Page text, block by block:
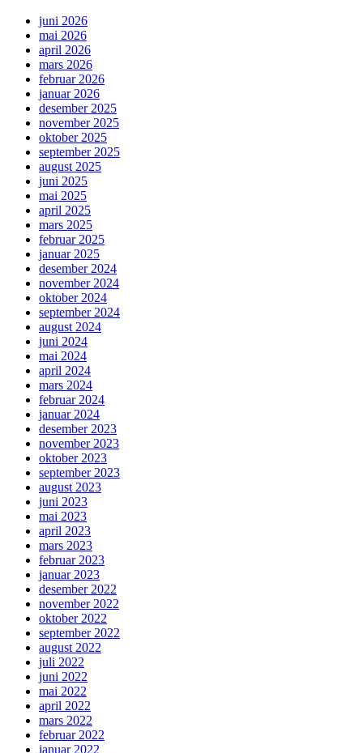
juni 2026
mai 2026
april 2026
mars 2026
februar 2026
januar 2026
desember 2025
november 2025
oktober 2025
september 2025
august 2025
juni 2025
mai 2025
april 2025
mars 2025
februar 2025
januar 2025
desember 2024
november 2024
oktober 2024
september 2024
august 2024
juni 2024
mai 2024
april 2024
mars 2024
februar 2024
januar 2024
desember 2023
november 2023
oktober 2023
september 2023
august 2023
juni 2023
mai 2023
april 2023
mars 2023
februar 2023
januar 2023
desember 2022
november 2022
oktober 2022
september 2022
august 2022
juli 2022
juni 2022
mai 2022
april 2022
mars 2022
februar 2022
januar 2022